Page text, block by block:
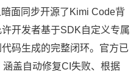
面同步开源了Kimi Code背
开发者基于SDK自定义专属
码生成的完整闭环。官方已
盖自动修复CI失败、根据